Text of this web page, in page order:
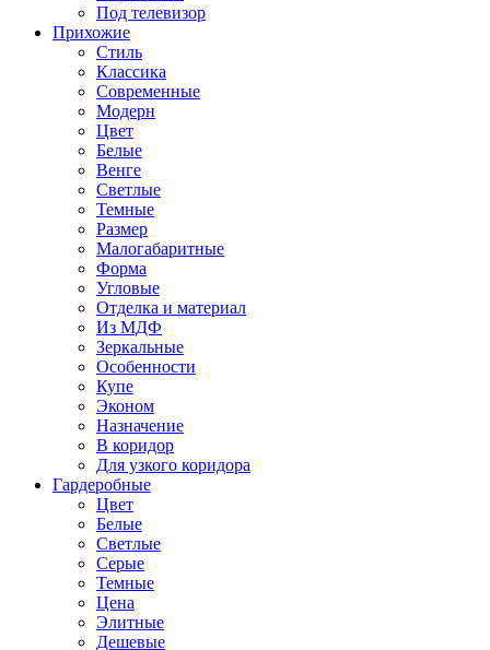
Под телевизор
Прихожие
Стиль
Классика
Современные
Модерн
Цвет
Белые
Венге
Светлые
Темные
Размер
Малогабаритные
Форма
Угловые
Отделка и материал
Из МДФ
Зеркальные
Особенности
Купе
Эконом
Назначение
В коридор
Для узкого коридора
Гардеробные
Цвет
Белые
Светлые
Серые
Темные
Цена
Элитные
Дешевые